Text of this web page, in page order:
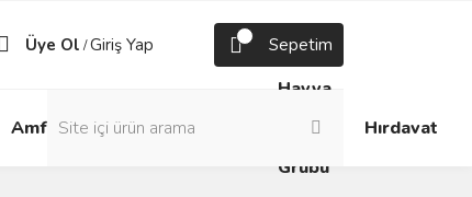
Üye Ol /Giriş Yap Sepetim
Amfi
Box
Prizler
Havya
Lehim
Grubu
Hırdavat